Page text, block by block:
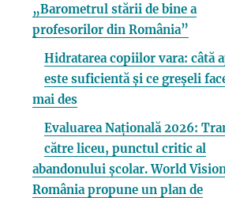
„Barometrul stării de bine a
profesorilor din România”
Hidratarea copiilor vara: câtă
este suficientă și ce greșeli
mai des
Evaluarea Națională 2026:
către liceu, punctul critic al
abandonului școlar. World Vision
România propune un plan de